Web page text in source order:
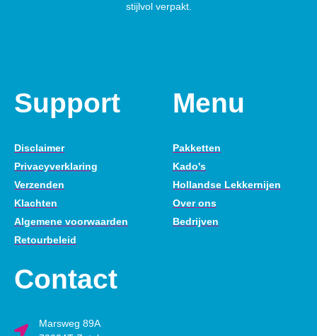
stijlvol verpakt.
Support
Disclaimer
Privacyverklaring
Verzenden
Klachten
Algemene voorwaarden
Retourbeleid
Menu
Pakketten
Kado's
Hollandse Lekkernijen
Over ons
Bedrijven
Contact
Marsweg 89A